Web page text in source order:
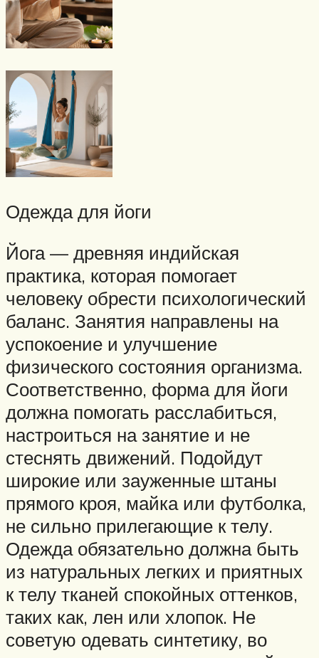
Одежда для йоги
Йога — древняя индийская
практика, которая помогает
человеку обрести психологический
баланс. Занятия направлены на
успокоение и улучшение
физического состояния организма.
Соответственно, форма для йоги
должна помогать расслабиться,
настроиться на занятие и не
стеснять движений. Подойдут
широкие или зауженные штаны
прямого кроя, майка или футболка,
не сильно прилегающие к телу.
Одежда обязательно должна быть
из натуральных легких и приятных
к телу тканей спокойных оттенков,
таких как, лен или хлопок. Не
советую одевать синтетику, во